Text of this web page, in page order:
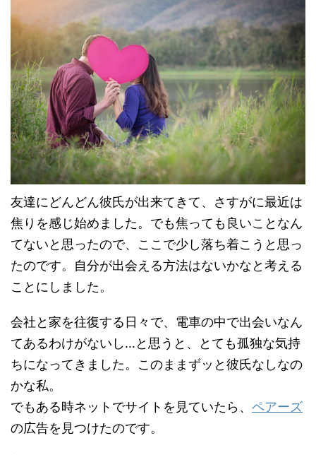
友達にどんどん彼氏が出来てきて、さすがに最近は
焦りを感じ始めました。でも焦っても良いことなん
てないと思ったので、ここで少し落ち着こうと思っ
たのです。自分が出会える方法はないかなと考える
ことにしました。
会社と家を往復する日々で、電車の中で出会いなん
てあるわけがないし…と思うと、とても孤独な気持
ちになってきました。このままずッと彼氏なしなの
かな私。
でもある時ネットでサイトを見ていたら、 ペアーズ
の広告を見つけたのです。